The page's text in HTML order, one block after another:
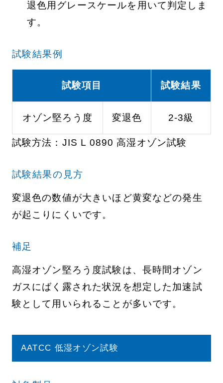
退色用グレースケールを用いて判定しま
す。
試験結果例
試験項目 試験結果
オゾン堅ろう度 変退色 2-3級
試験方法：JIS L 0890 高湿オゾン試験
試験結果の見方
変退色の数値が大きいほど黄変などの発生
が起こりにくいです。
補足
高湿オゾン堅ろう度試験は、長時間オゾン
ガスにばく露された状況を想定した加速試
験として用いられることが多いです。
AATCC 低湿オゾン試験